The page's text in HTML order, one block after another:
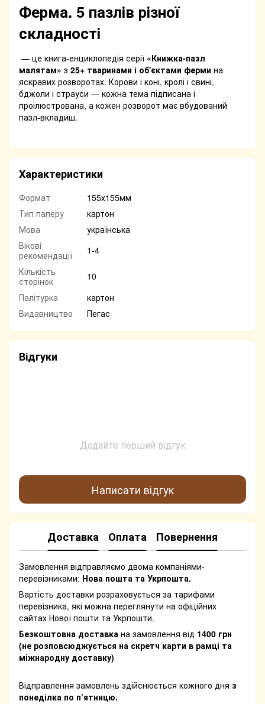
Ферма. 5 пазлів різної
складності
— це книга-енциклопедія серії «Книжка-пазл
малятам» з 25+ тваринами і об'єктами ферми на
яскравих розворотах. Корови і коні, кролі і свині,
бджоли і страуси — кожна тема підписана і
проілюстрована, а кожен розворот має вбудований
пазл-вкладиш.
Характеристики
Формат
155х155мм
Тип паперу
картон
Мова
українська
Вікові
рекомендації
1-4
Кількість
сторінок
10
Палітурка
картон
Видавництво
Пегас
Відгуки
Додайте перший відгук
Написати відгук
Доставка Оплата Повернення
Замовлення відправляємо двома компаніями-
перевізниками: Нова пошта та Укрпошта.
Вартість доставки розраховується за тарифами
перевізника, які можна переглянути на офіційних
сайтах Нової пошти та Укрпошти.
Безкоштовна доставка на замовлення від 1400 грн
(не розповсюджується на скретч карти в рамці та
міжнародну доставку)
Відправлення замовлень здійснюється кожного дня з
понеділка по п’ятницю.